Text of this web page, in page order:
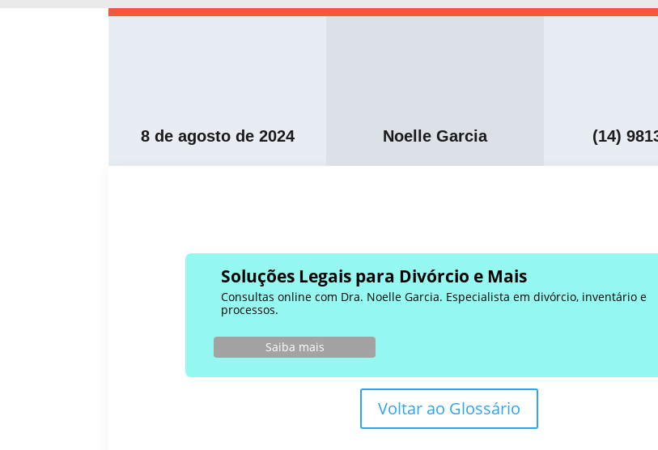
8 de agosto de 2024 Noelle Garcia (14)
Soluções Legais para Divórcio e Mais
Consultas online com Dra. Noelle Garcia. Especialista em divórcio, inventário e
processos.
Saiba mais
Voltar ao Glossário